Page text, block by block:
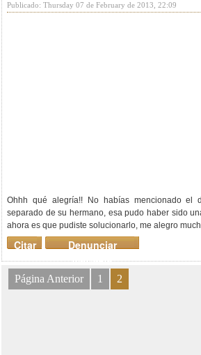
Publicado: Thursday 07 de February de 2013, 22:09
Ohhh qué alegría!! No habías mencionado el
separado de su hermano, esa pudo haber sido
ahora es que pudiste solucionarlo, me alegro
Denunciar
mensaje
Citar
Página Anterior 1 2